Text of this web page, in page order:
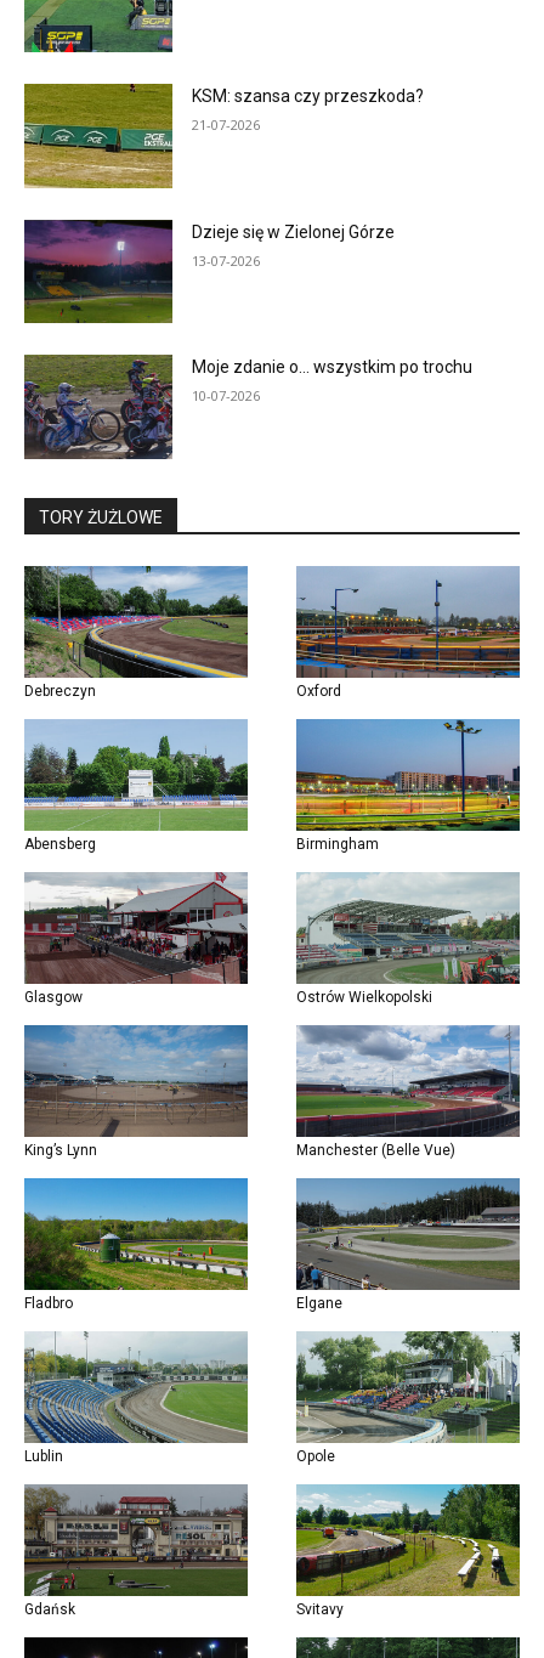
KSM: szansa czy przeszkoda?
21-07-2026
Dzieje się w Zielonej Górze
13-07-2026
Moje zdanie o… wszystkim po trochu
10-07-2026
TORY ŻUŻLOWE
Debreczyn Oxford
Abensberg Birmingham
Glasgow Ostrów Wielkopolski
King’s Lynn Manchester (Belle Vue)
Fladbro Elgane
Lublin Opole
Gdańsk Svitavy